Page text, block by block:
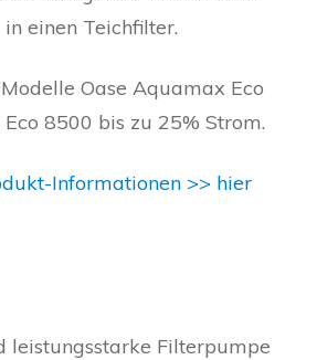
einen Teichfilter.
Oase Aquamax Eco
8500 bis zu 25% Strom.
Informationen >> hier
leistungsstarke Filterpumpe